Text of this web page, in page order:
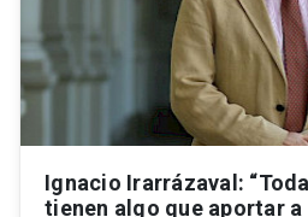
Ignacio Irarrázaval:
tienen algo que aportar